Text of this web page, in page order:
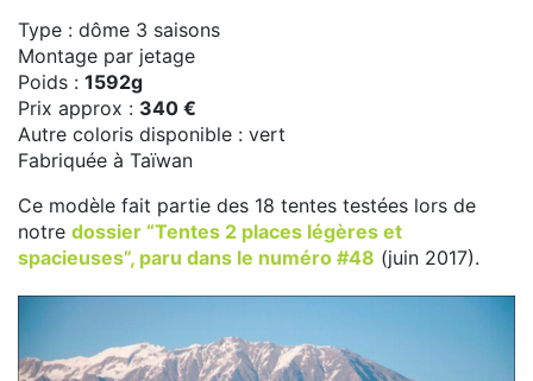
Type : dôme 3 saisons
Montage par jetage
Poids : 1592g
Prix approx : 340 €
Autre coloris disponible : vert
Fabriquée à Taïwan
Ce modèle fait partie des 18 tentes testées lors de
notre dossier “Tentes 2 places légères et
spacieuses”, paru dans le numéro #48 (juin 2017).